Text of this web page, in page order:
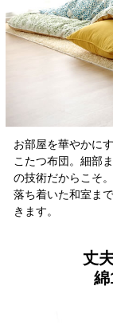
お部屋を華やかに
こたつ布団。細部
の技術だからこそ
落ち着いた和室ま
きます。
丈
綿